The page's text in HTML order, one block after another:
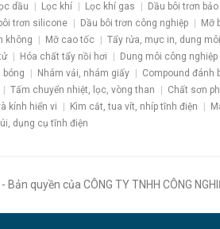
dầu Lọc khí Lọc khí gas Dầu bôi trơn
trơn silicone Dầu bôi trơn công nghiệp Mỡ
không Mỡ cao tốc Tẩy rửa, mực in, dung môi
Hóa chất tẩy nồi hơi Dung môi công nghiệp
bóng Nhám vải, nhám giấy Compound đánh
Tấm chuyển nhiệt, lọc, vòng than Chất sơn
kính hiển vi Kìm cắt, tua vít, nhíp tĩnh điện
dụng cụ tĩnh điện
Bản quyền của CÔNG TY TNHH CÔNG